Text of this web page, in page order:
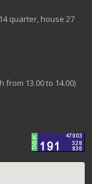
quarter, house 27
from 13.00 to 14.00)